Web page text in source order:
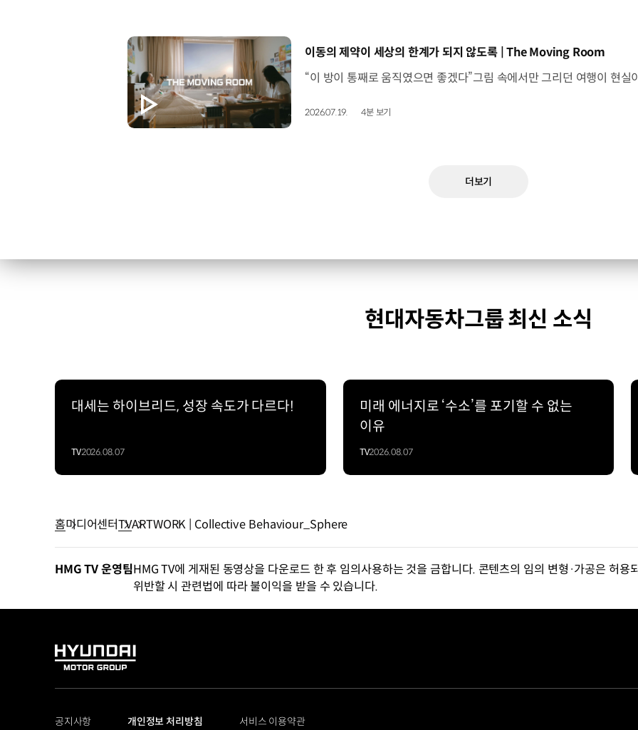
[동영상]
이동의 제약이 세상의 한계가 되지 않도록 | The Moving Room
2026.07.19. 4분 보기
더보기
현대자동차그룹 최신 소식
대세는 하이브리드, 성장 속도가 다르다!
TV2026.08.07
미래 에너지로 ‘수소’를 포기할 수 없는
이유
TV2026.08.07
홈미디어센터TVARTWORK | Collective Behaviour_Sphere
HMG TV 운영팀HMG TV에 게재된 동영상을 다운로드 한 후 임의사용하는 것을 금합니다. 콘텐츠의 임의 변형·가공은 허
위반할 시 관련법에 따라 불이익을 받을 수 있습니다.
HYUNDAI
GROUP
공지사항 개인정보 처리방침 서비스 이용약관